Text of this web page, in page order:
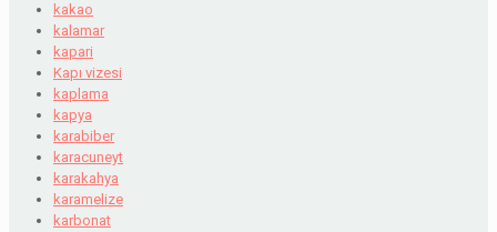
kakao
kalamar
kapari
Kapı vizesi
kaplama
kapya
karabiber
karacuneyt
karakahya
karamelize
karbonat